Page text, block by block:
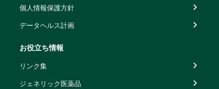
個人情報保護方針
データヘルス計画
お役立ち情報
リンク集
ジェネリック医薬品